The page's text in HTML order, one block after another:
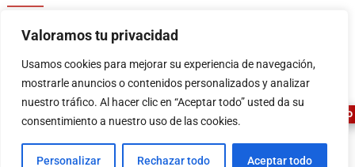
Valoramos tu privacidad
Usamos cookies para mejorar su experiencia de navegación,
mostrarle anuncios o contenidos personalizados y analizar
nuestro tráfico. Al hacer clic en “Aceptar todo” usted da su
consentimiento a nuestro uso de las cookies.
Personalizar Rechazar todo Aceptar todo
Política de privacidad
Política de devoluciones y reembolsos
Términos y condiciones
Aviso legal
FERRETERIA EL ARROYO | Diseñado por:Tema Freesia| © 2026WordPress
ASESOR FERRETERO